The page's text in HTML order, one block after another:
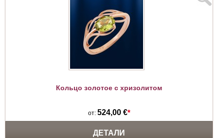
Кольцо золотое c хризолитом
от: 524,00 €*
ДЕТАЛИ